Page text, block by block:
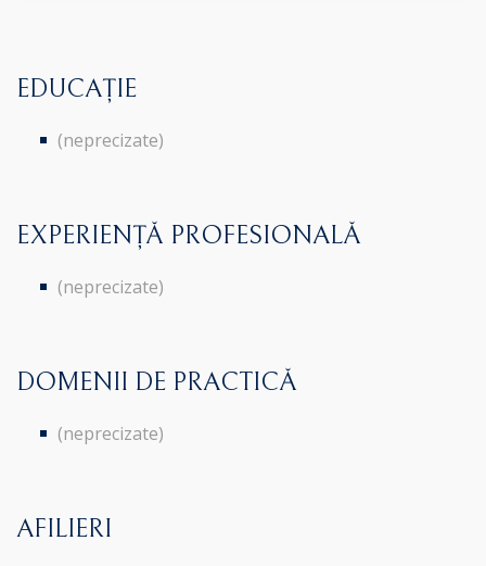
EDUCAȚIE
(neprecizate)
EXPERIENȚĂ PROFESIONALĂ
(neprecizate)
DOMENII DE PRACTICĂ
(neprecizate)
AFILIERI